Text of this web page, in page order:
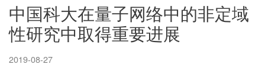
Home
Research
Quantum Satellite
People
News
Research Progress
Talks
Publications
Notice
Admission
Links
中国科大在量子网络中的非定域
性研究中取得重要进展
2019-08-27